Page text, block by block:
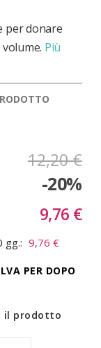
per donare
Più
12,20 €
-20%
9,76 €
gg.: 9,76 €
PER DOPO
il prodotto